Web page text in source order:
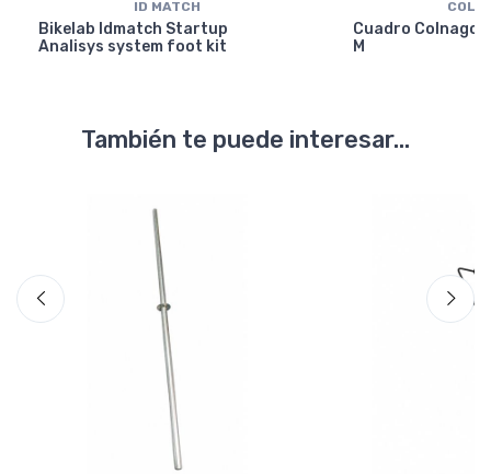
ID MATCH
Bikelab Idmatch Startup
Analisys system foot kit
Cuadro Colnago
M
También te puede interesar...